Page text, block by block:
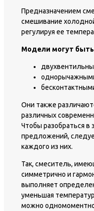
Предназначением
смешивание
регулируя ее
Модели могут
Они также
различных
Чтобы разобраться
предложений,
каждого из них.
Так, смеситель,
симметрично и
выполняет
уменьшая
можно одномоментно